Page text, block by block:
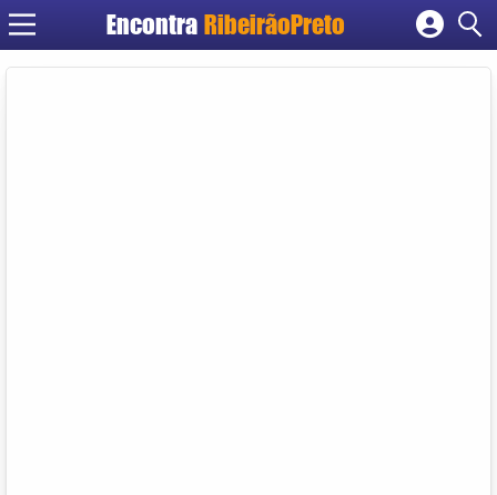
Encontra RibeirãoPreto
Cadastrar empresa